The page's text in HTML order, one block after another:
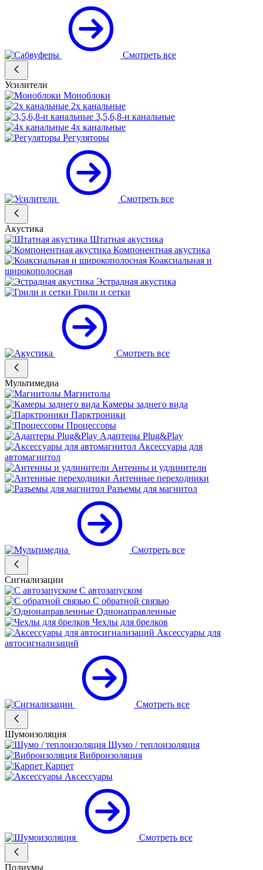
Смотреть все
Усилители
Моноблоки
2х канальные
3,5,6,8-и канальные
4х канальные
Регуляторы
Смотреть все
Акустика
Штатная акустика
Компонентная акустика
Коаксиальная и
широкополосная
Эстрадная акустика
Грили и сетки
Смотреть все
Мультимедиа
Магнитолы
Камеры заднего вида
Парктроники
Процессоры
Адаптеры Plug&Play
Аксессуары для
автомагнитол
Антенны и удлинители
Антенные переходники
Разъемы для магнитол
Смотреть все
Сигнализации
С автозапуском
С обратной связью
Однонаправленные
Чехлы для брелков
Аксессуары для
автосигнализаций
Смотреть все
Шумоизоляция
Шумо / теплоизоляция
Виброизоляция
Карпет
Аксессуары
Смотреть все
Подиумы